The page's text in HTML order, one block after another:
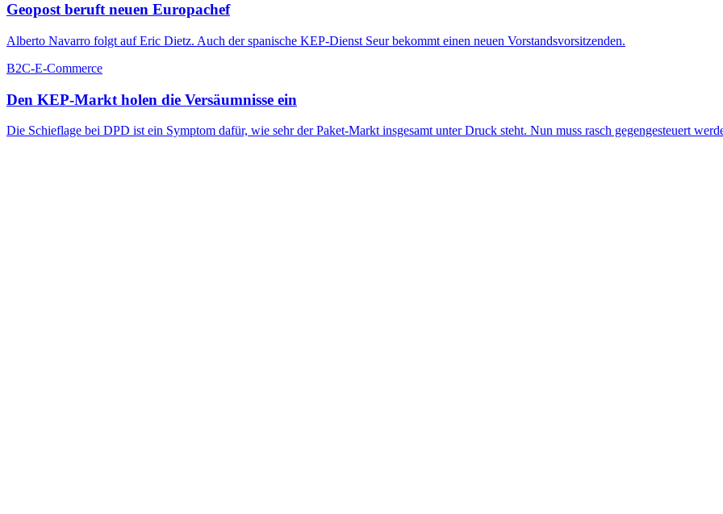
Geopost beruft neuen Europachef
Alberto Navarro folgt auf Eric Dietz. Auch der spanische KEP-Dienst Seur bekommt einen neuen Vorstandsvorsitzenden.
B2C-E-Commerce
Den KEP-Markt holen die Versäumnisse ein
Die Schieflage bei DPD ist ein Symptom dafür, wie sehr der Paket-Markt insgesamt unter Druck steht. Nun muss rasch gegengesteuert